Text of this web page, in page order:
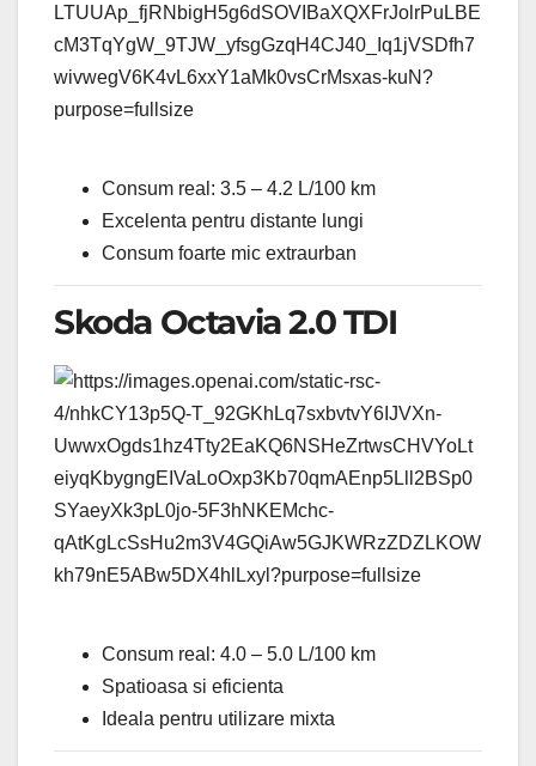
Consum real: 3.5 – 4.2 L/100 km
Excelenta pentru distante lungi
Consum foarte mic extraurban
Skoda Octavia 2.0 TDI
Consum real: 4.0 – 5.0 L/100 km
Spatioasa si eficienta
Ideala pentru utilizare mixta